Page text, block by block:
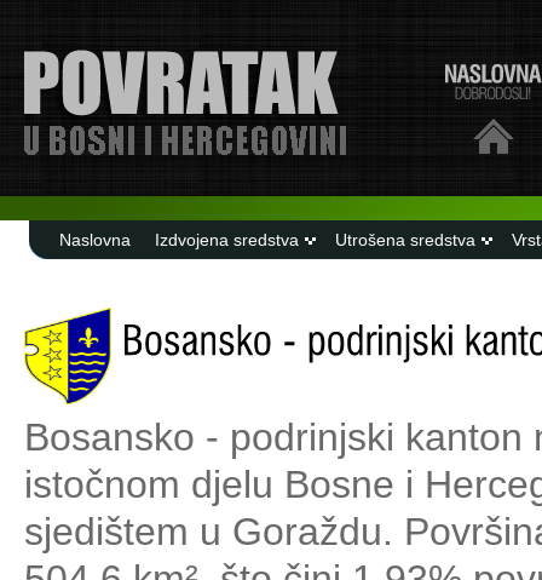
Naslovna Izdvojena sredstva Utrošena sredstva
Bosansko - podrinjski kanton
istočnom djelu Bosne i
sjedištem u Goraždu.